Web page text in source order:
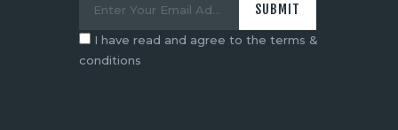
I have read and agree to the terms &
conditions